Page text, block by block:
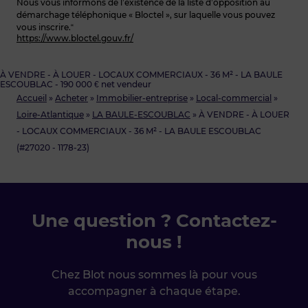
Accueil » Acheter » Immobilier-entreprise » Local-commercial »
Loire-Atlantique » LA BAULE-ESCOUBLAC » À VENDRE - À LOUER
- LOCAUX COMMERCIAUX - 36 M² - LA BAULE ESCOUBLAC
(#27020 - 1178-23)
À VENDRE - À LOUER - LOCAUX COMMERCIAUX - 36 M² - LA BAULE
ESCOUBLAC - 190 000 € net vendeur
Nous vous informons de l’existence de la liste d’opposition au
démarchage téléphonique « Bloctel », sur laquelle vous pouvez
vous inscrire.“
https://www.bloctel.gouv.fr/
Une question ? Contactez-
nous !
Chez Blot nous sommes là pour vous
accompagner à chaque étape.